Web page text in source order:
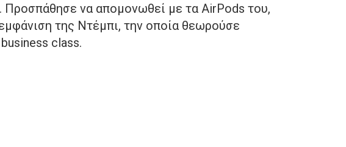
Προσπάθησε να απομονωθεί με τα AirPods του,
της Ντέμπι, την οποία θεωρούσε
class.